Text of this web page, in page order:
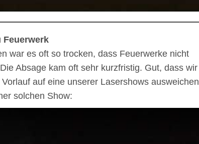
Feuerwerk
war es oft so trocken, dass Feuerwerke nicht
Absage kam oft sehr kurzfristig. Gut, dass wir
auf eine unserer Lasershows ausweichen
solchen Show: